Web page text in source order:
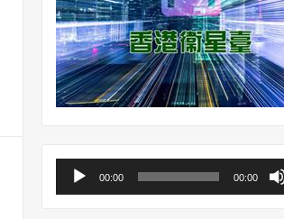
00:00 00:00